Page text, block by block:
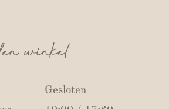
winkel
Gesloten